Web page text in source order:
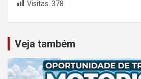
Visitas: 378
Veja também